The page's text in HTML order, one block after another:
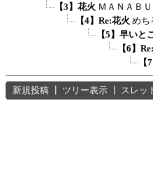
【3】花火 ＭＡＮＡＢＵ
【4】Re:花火 めち
【5】早いと
【6】
新規投稿 ツリー表示 スレッ